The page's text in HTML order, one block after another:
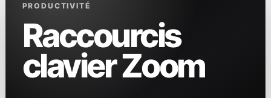
PRODUCTIVITÉ
Raccourcis
clavier Zoom